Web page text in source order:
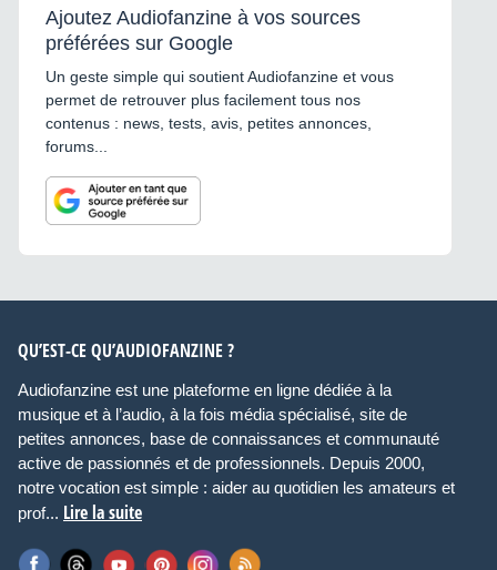
Ajoutez Audiofanzine à vos sources
préférées sur Google
Un geste simple qui soutient Audiofanzine et vous
permet de retrouver plus facilement tous nos
contenus : news, tests, avis, petites annonces,
forums...
QU’EST-CE QU’AUDIOFANZINE ?
Audiofanzine est une plateforme en ligne dédiée à la
musique et à l’audio, à la fois média spécialisé, site de
petites annonces, base de connaissances et communauté
active de passionnés et de professionnels. Depuis 2000,
notre vocation est simple : aider au quotidien les amateurs et
prof... Lire la suite